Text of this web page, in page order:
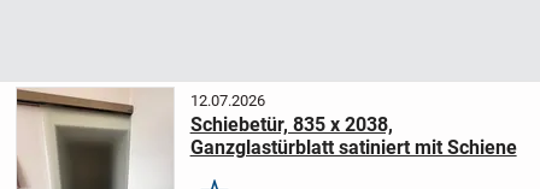
12.07.2026
Schiebetür, 835 x 2038,
Ganzglastürblatt satiniert mit Schiene